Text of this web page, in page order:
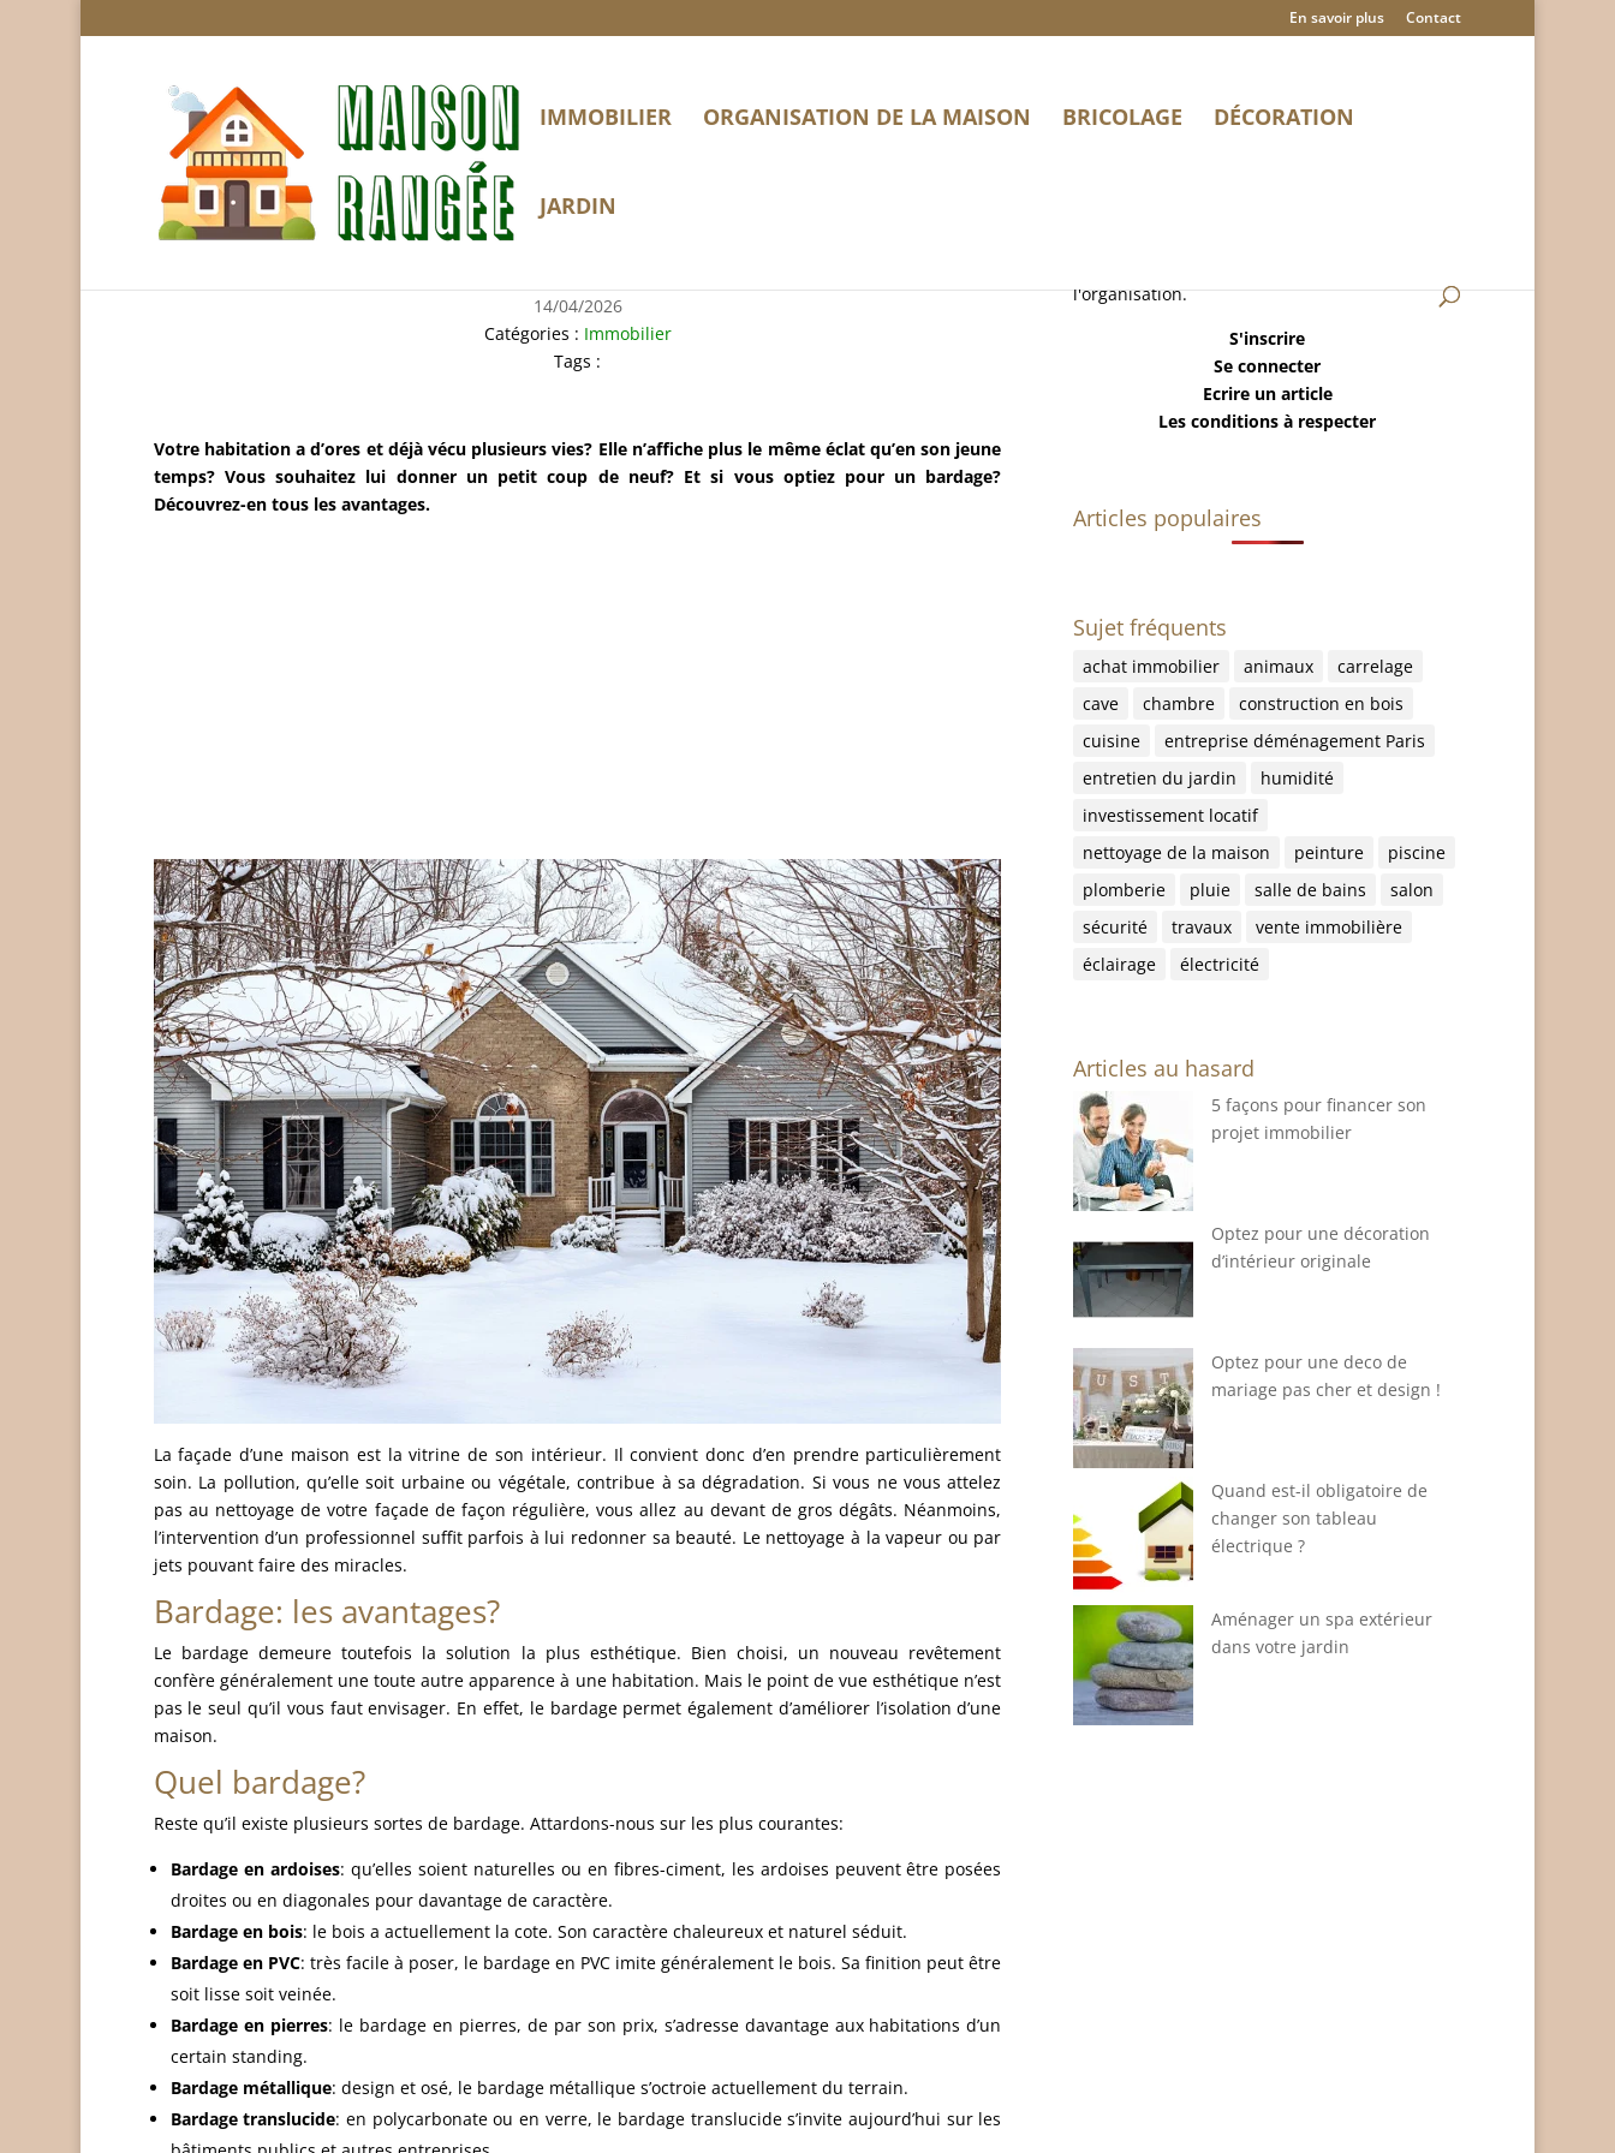
En savoir plus Contact
IMMOBILIER ORGANISATION DE LA MAISON BRICOLAGE DÉCORATION
JARDIN
14/04/2026
Catégories : Immobilier
Tags :
Votre habitation a d’ores et déjà vécu plusieurs vies? Elle n’affiche plus le même éclat qu’en son jeune
temps? Vous souhaitez lui donner un petit coup de neuf? Et si vous optiez pour un bardage?
Découvrez-en tous les avantages.
La façade d’une maison est la vitrine de son intérieur. Il convient donc d’en prendre particulièrement
soin. La pollution, qu’elle soit urbaine ou végétale, contribue à sa dégradation. Si vous ne vous attelez
pas au nettoyage de votre façade de façon régulière, vous allez au devant de gros dégâts. Néanmoins,
l’intervention d’un professionnel suffit parfois à lui redonner sa beauté. Le nettoyage à la vapeur ou par
jets pouvant faire des miracles.
Bardage: les avantages?
Le bardage demeure toutefois la solution la plus esthétique. Bien choisi, un nouveau revêtement
confère généralement une toute autre apparence à une habitation. Mais le point de vue esthétique n’est
pas le seul qu’il vous faut envisager. En effet, le bardage permet également d’améliorer l’isolation d’une
maison.
Quel bardage?
Reste qu’il existe plusieurs sortes de bardage. Attardons-nous sur les plus courantes:
Bardage en ardoises: qu’elles soient naturelles ou en fibres-ciment, les ardoises peuvent être posées
droites ou en diagonales pour davantage de caractère.
Bardage en bois: le bois a actuellement la cote. Son caractère chaleureux et naturel séduit.
Bardage en PVC: très facile à poser, le bardage en PVC imite généralement le bois. Sa finition peut être
soit lisse soit veinée.
Bardage en pierres: le bardage en pierres, de par son prix, s’adresse davantage aux habitations d’un
certain standing.
Bardage métallique: design et osé, le bardage métallique s’octroie actuellement du terrain.
Bardage translucide: en polycarbonate ou en verre, le bardage translucide s’invite aujourd’hui sur les
l'organisation.
S'inscrire
Se connecter
Ecrire un article
Les conditions à respecter
Articles populaires
Sujet fréquents
achat immobilier animaux
carrelage
cave
chambre
construction en bois
cuisine
entreprise déménagement Paris
entretien du jardin
humidité
investissement locatif
nettoyage de la maison
peinture
piscine
plomberie
pluie salle de bains
salon
sécurité
travaux
vente immobilière
éclairage
électricité
Articles au hasard
5 façons pour financer son
projet immobilier
Optez pour une décoration
d’intérieur originale
Optez pour une deco de
mariage pas cher et design !
Quand est-il obligatoire de
changer son tableau
électrique ?
Aménager un spa extérieur
dans votre jardin